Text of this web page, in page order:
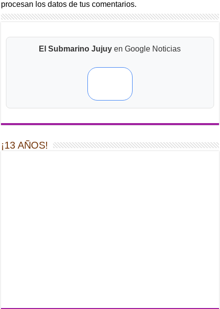
procesan los datos de tus comentarios.
El Submarino Jujuy en Google Noticias
¡13 AÑOS!